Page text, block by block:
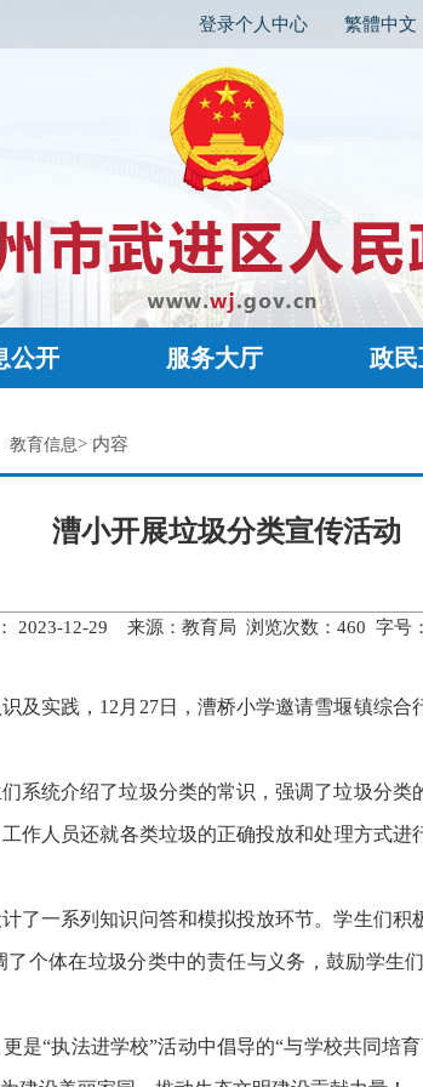
登录个人中心 繁體中文
公开 服务大厅 政
教育信息> 内容
漕小开展垃圾分类宣传活动
2023-12-29 来源：教育局 浏览次数： 460 字号
及实践， 12月27日， 漕桥小学邀请雪堰镇综合
系统介绍了垃圾分类的常识，强调了垃圾分
作人员还就各类垃圾的正确投放和处理方式
了一系列知识问答和模拟投放环节。学生们
个体在垃圾分类中的责任与义务，鼓励学生
是“执法进学校”活动中倡导的“与学校共同培